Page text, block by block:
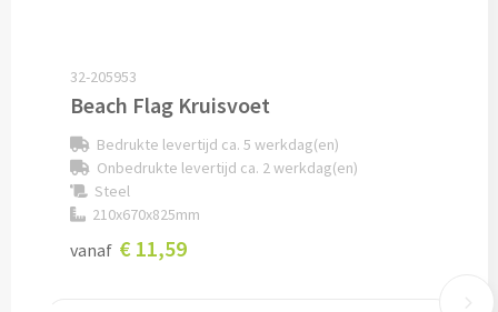
Rietjes bedrukken
Alle drinkwaren
Custom made
Custom made drinkflessen
32-205953
Beach Flag Kruisvoet
Bedrukte levertijd ca. 5 werkdag(en)
Onbedrukte levertijd ca. 2 werkdag(en)
Steel
210x670x825mm
vanaf € 11,59